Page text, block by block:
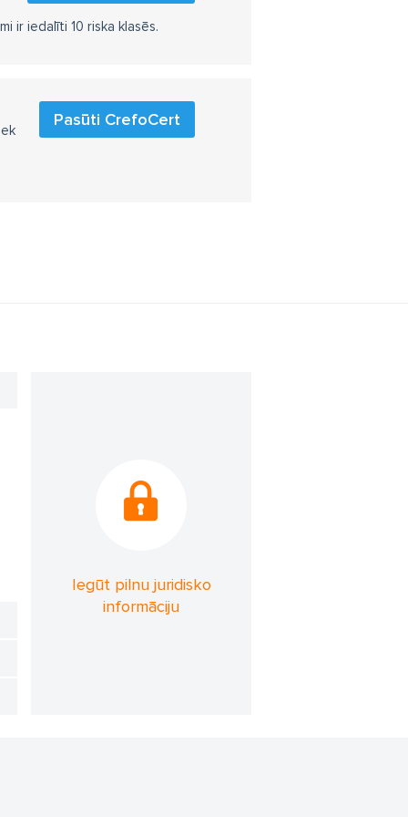
ir iedalīti 10 riska klasēs.
Pasūti CrefoCert
Iegūt pilnu juridisko
informāciju